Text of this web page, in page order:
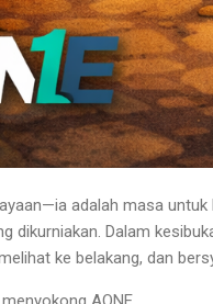
adalah masa
dikurniakan. Dalam
ke belakang, dan